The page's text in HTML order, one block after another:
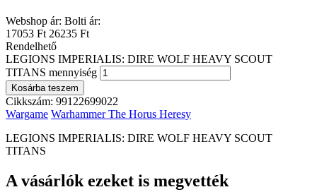
Webshop ár: Bolti ár:
17053 Ft 26235 Ft
Rendelhető
LEGIONS IMPERIALIS: DIRE WOLF HEAVY SCOUT
TITANS mennyiség
Kosárba teszem
Cikkszám: 99122699022
Wargame Warhammer The Horus Heresy
LEGIONS IMPERIALIS: DIRE WOLF HEAVY SCOUT
TITANS
A vásárlók ezeket is megvették